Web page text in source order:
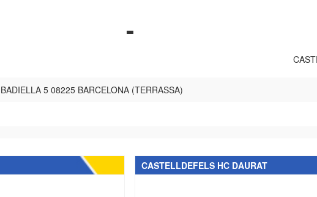
-
5 08225 BARCELONA (TERRASSA)
CASTELLDEFELS HC DAURAT